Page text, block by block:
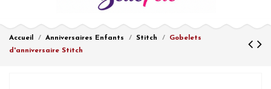
Accueil Anniversaires Enfants Stitch
Gobelets
d'anniversaire Stitch